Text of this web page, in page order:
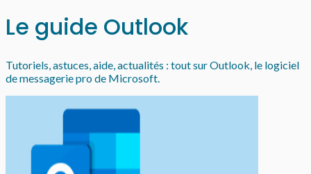
Le guide Outlook
Tutoriels, astuces, aide, actualités : tout sur Outlook, le logiciel
de messagerie pro de Microsoft.